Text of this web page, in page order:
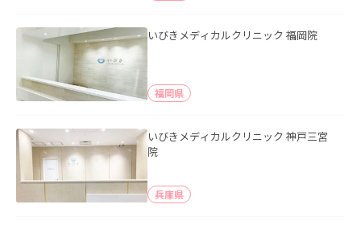
いびきメディカルクリニック 福岡院
福岡県
いびきメディカルクリニック 神戸三宮
院
兵庫県